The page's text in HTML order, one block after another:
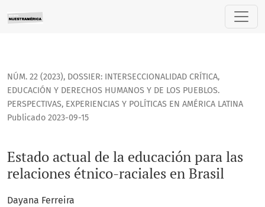
Estado actual de la educación para las relaciones étnico-
NÚM. 22 (2023), DOSSIER: INTERSECCIONALIDAD CRÍTICA,
EDUCACIÓN Y DERECHOS HUMANOS Y DE LOS PUEBLOS.
PERSPECTIVAS, EXPERIENCIAS Y POLÍTICAS EN AMÉRICA LATINA
Estado actual de la educación para las
relaciones étnico-raciales en Brasil
Publicado 2023-09-15
Dayana Ferreira